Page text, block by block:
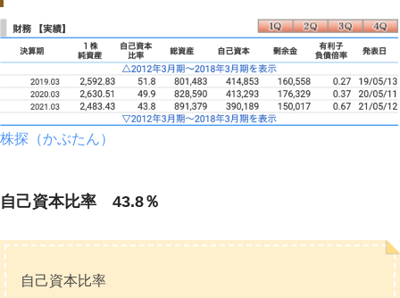
株探（かぶたん）
自己資本比率 43.8％
自己資本比率